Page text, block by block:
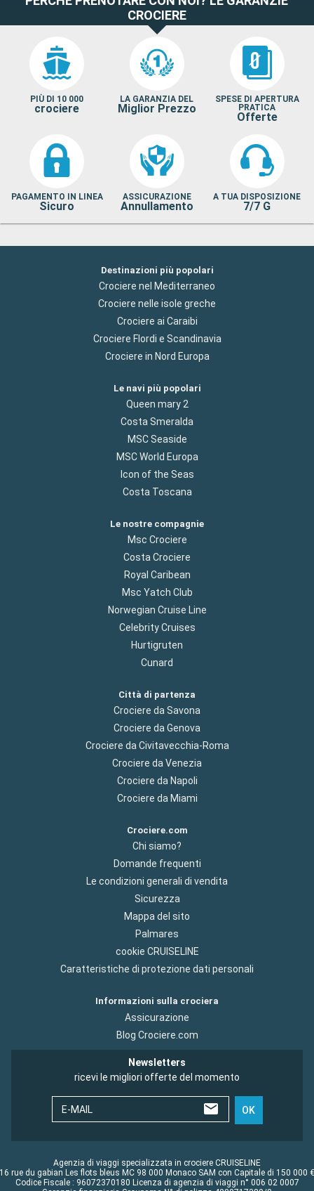
CROCIERE
PIÙ DI 10 000
crociere
LA GARANZIA DEL
Miglior Prezzo
SPESE DI APERTURA
PRATICA
Offerte
PAGAMENTO IN LINEA
Sicuro
ASSICURAZIONE
Annullamento
A TUA DISPOSIZIONE
7/7 G
Destinazioni più popolari
Crociere nel Mediterraneo
Crociere nelle isole greche
Crociere ai Caraibi
Crociere Flordi e Scandinavia
Crociere in Nord Europa
Le navi più popolari
Queen mary 2
Costa Smeralda
MSC Seaside
MSC World Europa
Icon of the Seas
Costa Toscana
Le nostre compagnie
Msc Crociere
Costa Crociere
Royal Caribean
Msc Yatch Club
Norwegian Cruise Line
Celebrity Cruises
Hurtigruten
Cunard
Città di partenza
Crociere da Savona
Crociere da Genova
Crociere da Civitavecchia-Roma
Crociere da Venezia
Crociere da Napoli
Crociere da Miami
Crociere.com
Chi siamo?
Domande frequenti
Le condizioni generali di vendita
Sicurezza
Mappa del sito
Palmares
cookie CRUISELINE
Caratteristiche di protezione dati personali
Informazioni sulla crociera
Assicurazione
Blog Crociere.com
Newsletters
ricevi le migliori offerte del momento
E-MAIL OK
Agenzia di viaggi specializzata in crociere CRUISELINE
16 rue du gabian Les flots bleus MC 98 000 Monaco SAM con Capitale di 150 000 €
Codice Fiscale : 96072370180 Licenza di agenzia di viaggi n° 006 02 0007